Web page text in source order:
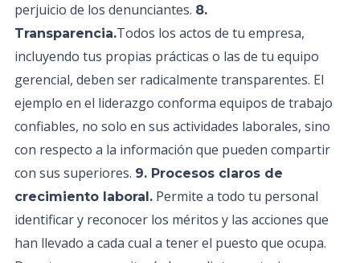
perjuicio de los denunciantes. 8.
Transparencia.Todos los actos de tu empresa,
incluyendo tus propias prácticas o las de tu equipo
gerencial, deben ser radicalmente transparentes. El
ejemplo en el liderazgo conforma equipos de trabajo
confiables, no solo en sus actividades laborales, sino
con respecto a la información que pueden compartir
con sus superiores. 9. Procesos claros de
crecimiento laboral. Permite a todo tu personal
identificar y reconocer los méritos y las acciones que
han llevado a cada cual a tener el puesto que ocupa.